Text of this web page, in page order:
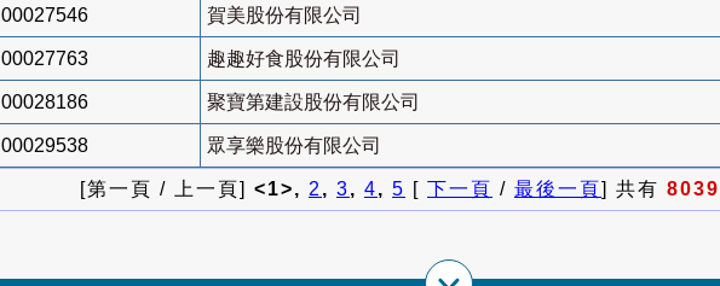
00027546 賀美股份有限公司
00027763 趣趣好食股份有限公司
00028186 聚寶第建設股份有限公司
00029538 眾享樂股份有限公司
[第一頁 / 上一頁] <1>, 2, 3, 4, 5 [ 下一頁 / 最後一頁] 共有 8039